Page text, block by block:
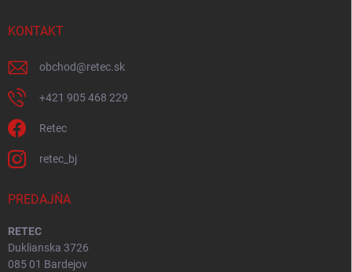
KONTAKT
obchod@retec.sk
+421 905 468 229
Retec
retec_bj
PREDAJŇA
RETEC
Duklianska 3726
085 01 Bardejov